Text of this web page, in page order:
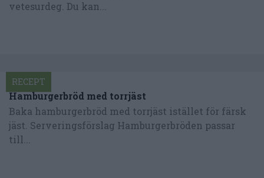
vetesurdeg. Du kan...
Hamburgerbröd med torrjäst
Baka hamburgerbröd med torrjäst istället för färsk
jäst. Serveringsförslag Hamburgerbröden passar
till...
RECEPT